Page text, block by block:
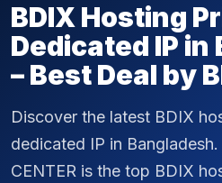
BDIX Hosting
Dedicated IP
– Best Deal by
Discover the latest BDIX
dedicated IP in
CENTER is the top BDIX